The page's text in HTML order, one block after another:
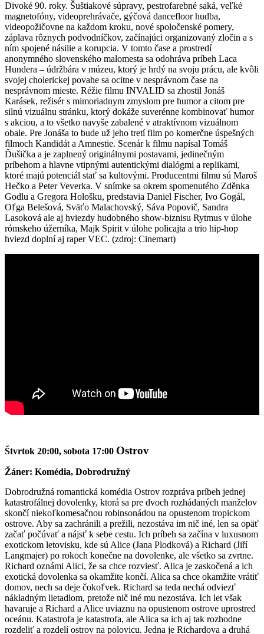
Divoké 90. roky. Šuštiakové súpravy, pestrofarebné saká, veľké
magnetofóny, videoprehrávače, gýčová dancefloor hudba,
videopožičovne na každom kroku, nové spoločenské pomery,
záplava rôznych podvodníčkov, začínajúci organizovaný zločin a s
ním spojené násilie a korupcia. V tomto čase a prostredí
anonymného slovenského malomesta sa odohráva príbeh Laca
Hundera – údržbára v múzeu, ktorý je hrdý na svoju prácu, ale kvôli
svojej cholerickej povahe sa ocitne v nesprávnom čase na
nesprávnom mieste. Réžie filmu INVALID sa zhostil Jonáš
Karásek, režisér s mimoriadnym zmyslom pre humor a citom pre
silnú vizuálnu stránku, ktorý dokáže suverénne kombinovať humor
s akciou, a to všetko navyše zabalené v atraktívnom vizuálnom
obale. Pre Jonáša to bude už jeho tretí film po komerčne úspešných
filmoch Kandidát a Amnestie. Scenár k filmu napísal Tomáš
Ďušička a je zaplnený originálnymi postavami, jedinečným
príbehom a hlavne vtipnými autentickými dialógmi a replikami,
ktoré majú potenciál stať sa kultovými. Producentmi filmu sú Maroš
Hečko a Peter Veverka. V snímke sa okrem spomenutého Zděnka
Godlu a Gregora Hološku, predstavia Daniel Fischer, Ivo Gogál,
Oľga Belešová, Sväťo Malachovský, Sáva Popovič, Sandra
Lasoková ale aj hviezdy hudobného show-biznisu Rytmus v úlohe
rómskeho úžerníka, Majk Spirit v úlohe policajta a trio hip-hop
hviezd doplní aj raper VEC. (zdroj: Cinemart)
Štvrtok 20:00, sobota 17:00 Ostrov
Žáner: Komédia, Dobrodružný
Dobrodružná romantická komédia Ostrov rozpráva príbeh jednej
katastrofálnej dovolenky, ktorá sa pre dvoch rozhádaných manželov
skončí niekoľkomesačnou robinsonádou na opustenom tropickom
ostrove. Aby sa zachránili a prežili, nezostáva im nič iné, len sa opäť
začať počúvať a nájsť k sebe cestu. Ich príbeh sa začína v luxusnom
exotickom letovisku, kde sú Alice (Jana Plodková) a Richard (Jiří
Langmajer) po rokoch konečne na dovolenke, ale všetko sa zvrtne.
Richard oznámi Alici, že sa chce rozviesť. Alica je zaskočená a ich
exotická dovolenka sa okamžite končí. Alica sa chce okamžite vrátiť
domov, nech sa deje čokoľvek. Richard sa teda nechá odviezť
nákladným lietadlom, pretože nič iné mu nezostáva. Ich let však
havaruje a Richard a Alice uviaznu na opustenom ostrove uprostred
oceánu. Katastrofa je katastrofa, ale Alica sa ich aj tak rozhodne
rozdeliť a rozdelí ostrov na polovicu. Jedna je Richardova a druhá